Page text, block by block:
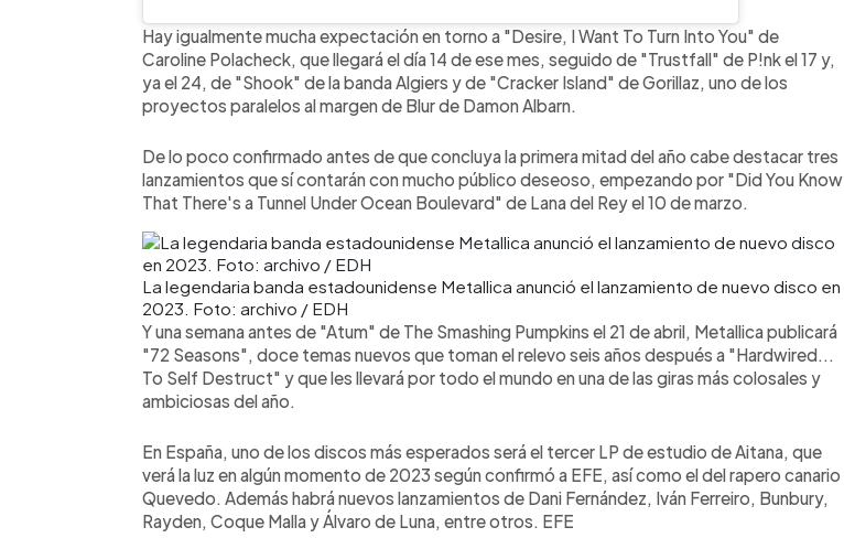
Hay igualmente mucha expectación en torno a "Desire, I Want To Turn Into You" de
Caroline Polacheck, que llegará el día 14 de ese mes, seguido de "Trustfall" de P!nk el 17 y,
ya el 24, de "Shook" de la banda Algiers y de "Cracker Island" de Gorillaz, uno de los
proyectos paralelos al margen de Blur de Damon Albarn.
De lo poco confirmado antes de que concluya la primera mitad del año cabe destacar tres
lanzamientos que sí contarán con mucho público deseoso, empezando por "Did You Know
That There's a Tunnel Under Ocean Boulevard" de Lana del Rey el 10 de marzo.
La legendaria banda estadounidense Metallica anunció el lanzamiento de nuevo disco en
2023. Foto: archivo / EDH
Y una semana antes de "Atum" de The Smashing Pumpkins el 21 de abril, Metallica publicará
"72 Seasons", doce temas nuevos que toman el relevo seis años después a "Hardwired...
To Self Destruct" y que les llevará por todo el mundo en una de las giras más colosales y
ambiciosas del año.
En España, uno de los discos más esperados será el tercer LP de estudio de Aitana, que
verá la luz en algún momento de 2023 según confirmó a EFE, así como el del rapero canario
Quevedo. Además habrá nuevos lanzamientos de Dani Fernández, Iván Ferreiro, Bunbury,
Rayden, Coque Malla y Álvaro de Luna, entre otros. EFE